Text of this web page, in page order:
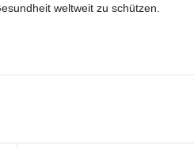
weltweit zu schützen.